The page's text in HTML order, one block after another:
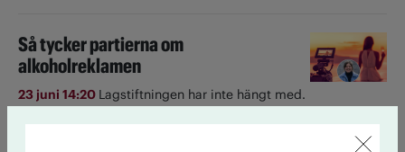
Så tycker partierna om
alkoholreklamen
23 juni 14:20 Lagstiftningen har inte hängt med.